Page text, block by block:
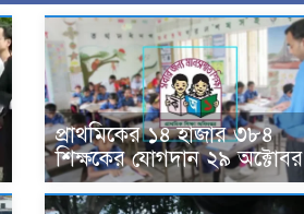
প্রাথমিকের ১৪ হাজার ৩৮৪
শিক্ষকের যোগদান ২৯ অক্টোবর